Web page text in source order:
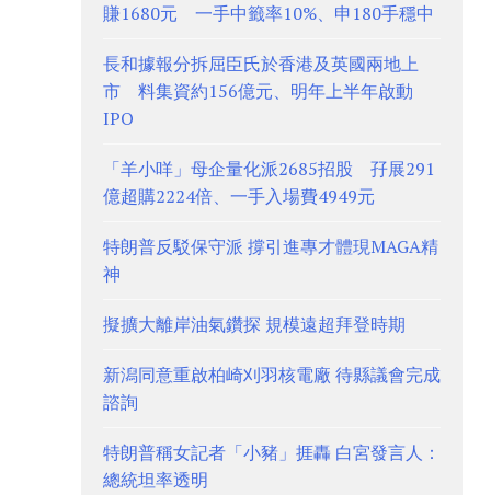
賺1680元 一手中籤率10%、申180手穩中
長和據報分拆屈臣氏於香港及英國兩地上
市 料集資約156億元、明年上半年啟動
IPO
「羊小咩」母企量化派2685招股 孖展291
億超購2224倍、一手入場費4949元
特朗普反駁保守派 撐引進專才體現MAGA精
神
擬擴大離岸油氣鑽探 規模遠超拜登時期
新潟同意重啟柏崎刈羽核電廠 待縣議會完成
諮詢
特朗普稱女記者「小豬」捱轟 白宮發言人：
總統坦率透明